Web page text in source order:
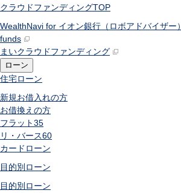
クラウドファンディングTOP
WealthNavi for イオン銀行（ロボアドバイザー）
funds
まいクラウドファンディング
ローン
住宅ローン
新規お借入れの方
お借換えの方
フラット35
リ・バース60
カードローン
目的別ローン
目的別ローン